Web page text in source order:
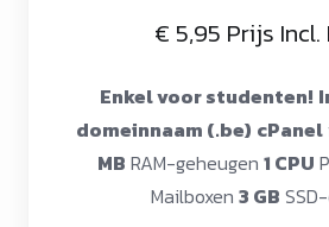
€ 5,95 Prijs Incl.
Enkel voor studenten!
domeinnaam (.be) cPanel
MB RAM-geheugen 1 CPU
Mailboxen 3 GB